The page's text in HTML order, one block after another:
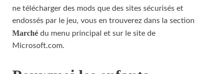
ne télécharger des mods que des sites sécurisés et
endossés par le jeu, vous en trouverez dans la section
Marché du menu principal et sur le site de
Microsoft.com.